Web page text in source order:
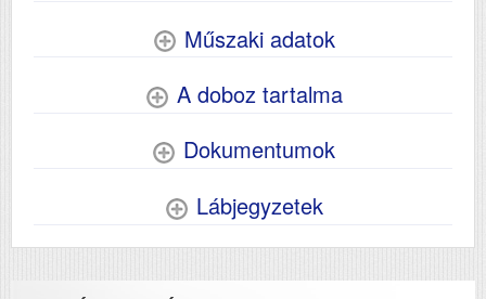
Műszaki adatok
A doboz tartalma
Dokumentumok
Lábjegyzetek